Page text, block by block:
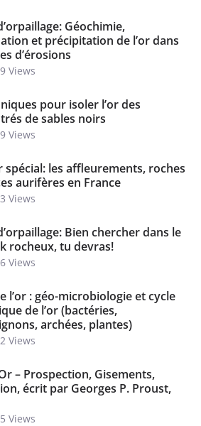
Géochimie,
et précipitation de l’or dans
d’érosions
Views
pour isoler l’or des
de sables noirs
Views
spécial: les affleurements, roches
aurifères en France
Views
Bien chercher dans le
rocheux, tu devras!
Views
l’or : géo-microbiologie et cycle
de l’or (bactéries,
archées, plantes)
Views
– Prospection, Gisements,
écrit par Georges P. Proust,
Views